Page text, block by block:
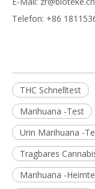
Telefon: +86
THC Schnelltest
Marihuana -Test
Urin Marihuana -
Tragbares
Marihuana -